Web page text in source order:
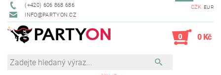
(+420) 606 868 686
INFO@PARTYON.CZ
CZK EUR
0 0 Kč